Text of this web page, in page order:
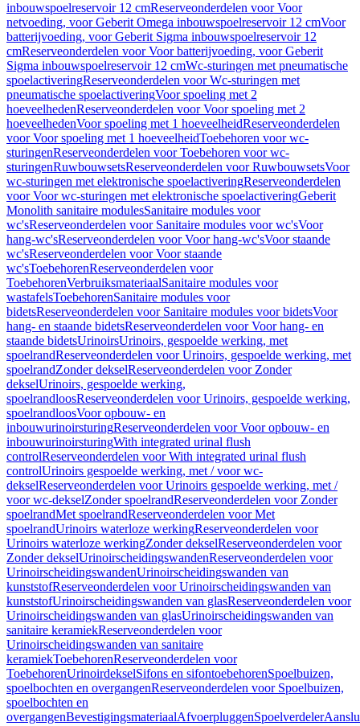
inbouwspoelreservoir 12 cmReserveonderdelen voor Voor
netvoeding, voor Geberit Omega inbouwspoelreservoir 12 cmVoor
batterijvoeding, voor Geberit Sigma inbouwspoelreservoir 12
cmReserveonderdelen voor Voor batterijvoeding, voor Geberit
Sigma inbouwspoelreservoir 12 cmWc-sturingen met pneumatische
spoelactiveringReserveonderdelen voor Wc-sturingen met
pneumatische spoelactiveringVoor spoeling met 2
hoeveelhedenReserveonderdelen voor Voor spoeling met 2
hoeveelhedenVoor spoeling met 1 hoeveelheidReserveonderdelen
voor Voor spoeling met 1 hoeveelheidToebehoren voor wc-
sturingenReserveonderdelen voor Toebehoren voor wc-
sturingenRuwbouwsetsReserveonderdelen voor RuwbouwsetsVoor
wc-sturingen met elektronische spoelactiveringReserveonderdelen
voor Voor wc-sturingen met elektronische spoelactiveringGeberit
Monolith sanitaire modulesSanitaire modules voor
wc'sReserveonderdelen voor Sanitaire modules voor wc'sVoor
hang-wc'sReserveonderdelen voor Voor hang-wc'sVoor staande
wc'sReserveonderdelen voor Voor staande
wc'sToebehorenReserveonderdelen voor
ToebehorenVerbruiksmateriaalSanitaire modules voor
wastafelsToebehorenSanitaire modules voor
bidetsReserveonderdelen voor Sanitaire modules voor bidetsVoor
hang- en staande bidetsReserveonderdelen voor Voor hang- en
staande bidetsUrinoirsUrinoirs, gespoelde werking, met
spoelrandReserveonderdelen voor Urinoirs, gespoelde werking, met
spoelrandZonder dekselReserveonderdelen voor Zonder
dekselUrinoirs, gespoelde werking,
spoelrandloosReserveonderdelen voor Urinoirs, gespoelde werking,
spoelrandloosVoor opbouw- en
inbouwurinoirsturingReserveonderdelen voor Voor opbouw- en
inbouwurinoirsturingWith integrated urinal flush
controlReserveonderdelen voor With integrated urinal flush
controlUrinoirs gespoelde werking, met / voor wc-
dekselReserveonderdelen voor Urinoirs gespoelde werking, met /
voor wc-dekselZonder spoelrandReserveonderdelen voor Zonder
spoelrandMet spoelrandReserveonderdelen voor Met
spoelrandUrinoirs waterloze werkingReserveonderdelen voor
Urinoirs waterloze werkingZonder dekselReserveonderdelen voor
Zonder dekselUrinoirscheidingswandenReserveonderdelen voor
UrinoirscheidingswandenUrinoirscheidingswanden van
kunststofReserveonderdelen voor Urinoirscheidingswanden van
kunststofUrinoirscheidingswanden van glasReserveonderdelen voor
Urinoirscheidingswanden van glasUrinoirscheidingswanden van
sanitaire keramiekReserveonderdelen voor
Urinoirscheidingswanden van sanitaire
keramiekToebehorenReserveonderdelen voor
ToebehorenUrinoirdekselSifons en sifontoebehorenSpoelbuizen,
spoelbochten en overgangenReserveonderdelen voor Spoelbuizen,
spoelbochten en
overgangenBevestigingsmateriaalAfvoerpluggenSpoelverdeler